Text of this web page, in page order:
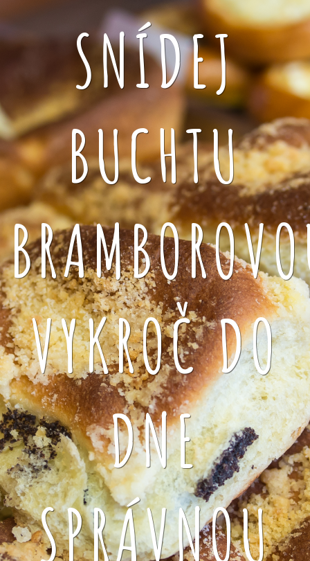
SNÍDEJ
BUCHTU
VYKROČ DO
DNE
SPRÁVNOU